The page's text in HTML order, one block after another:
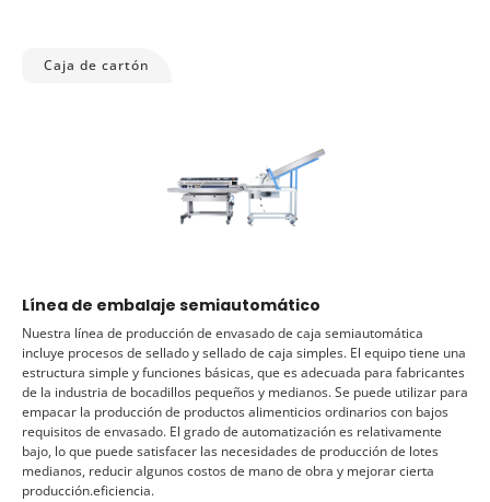
Caja de cartón
Línea de embalaje semiautomático
Nuestra línea de producción de envasado de caja semiautomática
incluye procesos de sellado y sellado de caja simples. El equipo tiene una
estructura simple y funciones básicas, que es adecuada para fabricantes
de la industria de bocadillos pequeños y medianos. Se puede utilizar para
empacar la producción de productos alimenticios ordinarios con bajos
requisitos de envasado. El grado de automatización es relativamente
bajo, lo que puede satisfacer las necesidades de producción de lotes
medianos, reducir algunos costos de mano de obra y mejorar cierta
producción.eficiencia.